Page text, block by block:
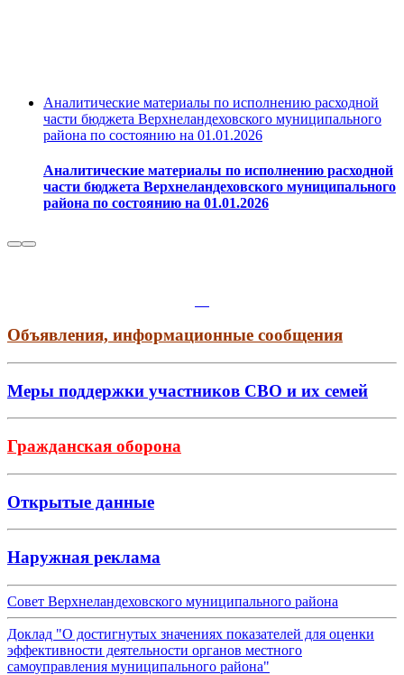
Аналитические материалы по исполнению расходной
части бюджета Верхнеландеховского муниципального
района по состоянию на 01.01.2026
Аналитические материалы по исполнению расходной
части бюджета Верхнеландеховского муниципального
района по состоянию на 01.01.2026
Объявления, информационные сообщения
Меры поддержки участников СВО и их семей
Гражданская оборона
Открытые данные
Наружная реклама
Совет Верхнеландеховского муниципального района
Доклад "О достигнутых значениях показателей для оценки
эффективности деятельности органов местного
самоуправления муниципального района"